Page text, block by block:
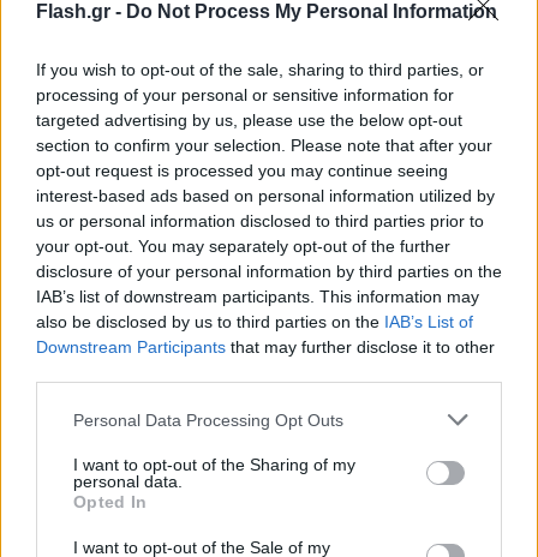
Flash.gr - Do Not Process My Personal Information
If you wish to opt-out of the sale, sharing to third parties, or
processing of your personal or sensitive information for
targeted advertising by us, please use the below opt-out
section to confirm your selection. Please note that after your
opt-out request is processed you may continue seeing
interest-based ads based on personal information utilized by
us or personal information disclosed to third parties prior to
your opt-out. You may separately opt-out of the further
disclosure of your personal information by third parties on the
IAB’s list of downstream participants. This information may
also be disclosed by us to third parties on the IAB’s List of
Downstream Participants that may further disclose it to other
Please note that this website/app uses one or more Google
not limited to your visit or usage behaviour. You may click to
grant or deny consent to Google and its third-party tags to
use your data for below specified purposes in below Google
consent section.
Personal Data Processing Opt Outs
I want to opt-out of the Sharing of my
personal data.
Opted In
I want to opt-out of the Sale of my
Νίκος Καλογερόπουλος: Ο καλλιτέχνης μέσα από
το έργο του και ο άνθρωπος μέσα από τις ατάκες
του